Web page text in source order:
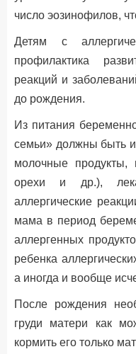
число эозинофилов,
Детям с
профилактика
реакций и
до рождения.
Из питания
семьи» должны быть
молочные продукты,
орехи и др.),
аллергические
мама в период
аллергенных
ребенка
а иногда и вообще
После рождения
груди матери как
кормить его только